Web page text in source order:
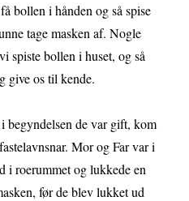
bollen i hånden og så spise
tage masken af. Nogle
spiste bollen i huset, og så
give os til kende.
begyndelsen de var gift, kom
Mor og Far var i
i roerummet og lukkede en
før de blev lukket ud